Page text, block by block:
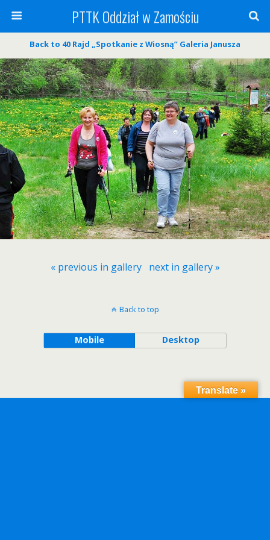
PTTK Oddział w Zamościu
Back to 40 Rajd „Spotkanie z Wiosną” Galeria Janusza
« previous in gallery next in gallery »
Back to top
Mobile Desktop
Translate »